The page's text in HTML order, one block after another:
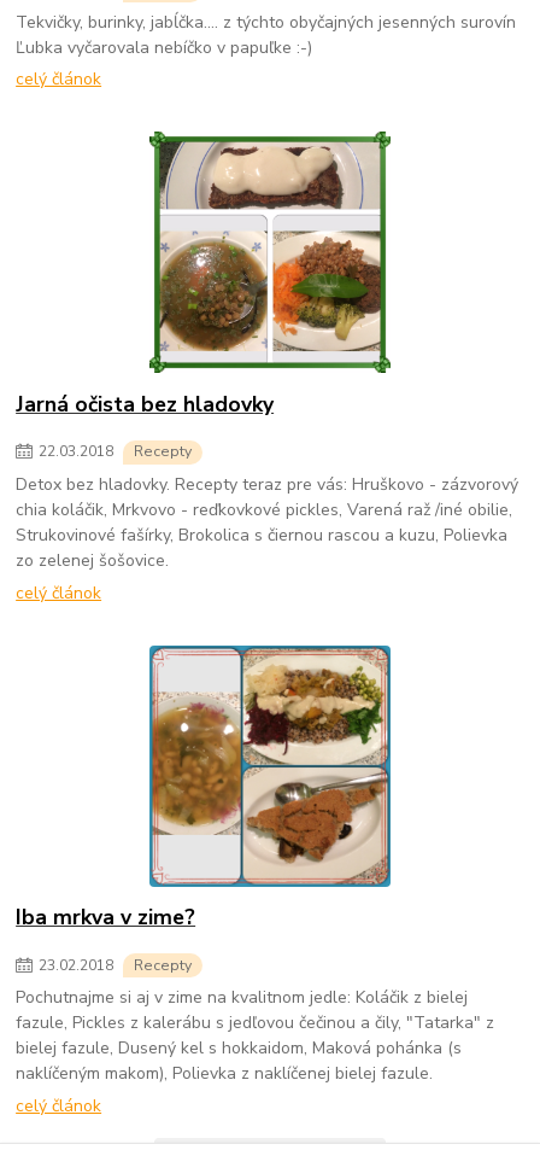
Tekvičky, burinky, jabĺčka.... z týchto obyčajných jesenných surovín
Ľubka vyčarovala nebíčko v papuľke :-)
celý článok
Jarná očista bez hladovky
22.03.2018 Recepty
Detox bez hladovky. Recepty teraz pre vás: Hruškovo - zázvorový
chia koláčik, Mrkvovo - reďkovkové pickles, Varená raž /iné obilie,
Strukovinové fašírky, Brokolica s čiernou rascou a kuzu, Polievka
zo zelenej šošovice.
celý článok
Iba mrkva v zime?
23.02.2018 Recepty
Pochutnajme si aj v zime na kvalitnom jedle: Koláčik z bielej
fazule, Pickles z kalerábu s jedľovou čečinou a čily, "Tatarka" z
bielej fazule, Dusený kel s hokkaidom, Maková pohánka (s
naklíčeným makom), Polievka z naklíčenej bielej fazule.
celý článok